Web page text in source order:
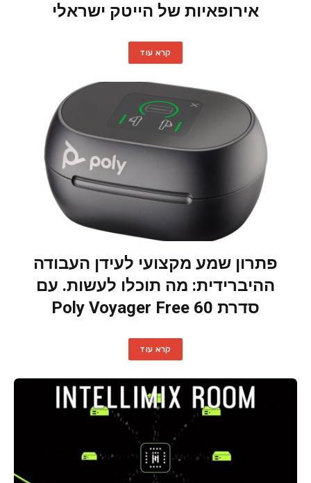
אירופאיות של הייטק ישראלי
קרא עוד
פתרון שמע מקצועי לעידן העבודה
ההיברידית: מה תוכלו לעשות. עם
סדרת Poly Voyager Free 60
קרא עוד